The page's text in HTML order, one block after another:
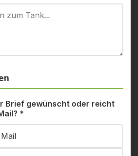
Brief gewünscht oder reicht
*